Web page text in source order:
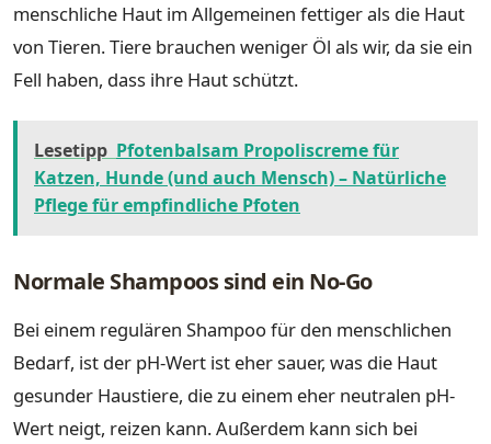
menschliche Haut im Allgemeinen fettiger als die Haut
von Tieren. Tiere brauchen weniger Öl als wir, da sie ein
Fell haben, dass ihre Haut schützt.
Lesetipp Pfotenbalsam Propoliscreme für
Katzen, Hunde (und auch Mensch) – Natürliche
Pflege für empfindliche Pfoten
Normale Shampoos sind ein No-Go
Bei einem regulären Shampoo für den menschlichen
Bedarf, ist der pH-Wert ist eher sauer, was die Haut
gesunder Haustiere, die zu einem eher neutralen pH-
Wert neigt, reizen kann. Außerdem kann sich bei